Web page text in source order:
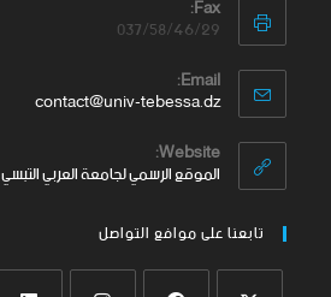
Fax:
037/58/46/29
Email:
contact@univ-tebessa.dz
Website:
الموقع الرسمي لجامعة العربي التبسي
تابعنا على موافع التواصل